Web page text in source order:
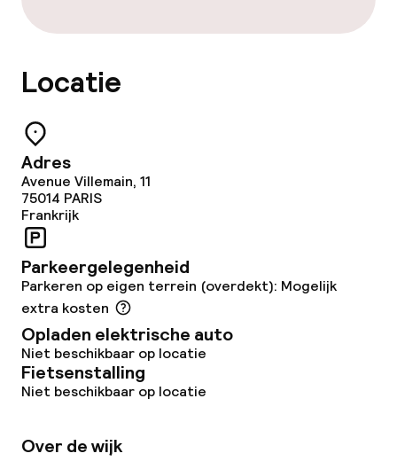
Beleid
Overal rookvrij
Locatie
Adres
Avenue Villemain, 11
75014 PARIS
Frankrijk
Parkeergelegenheid
Parkeren op eigen terrein (overdekt): Mogelijk
extra kosten
Opladen elektrische auto
Niet beschikbaar op locatie
Fietsenstalling
Niet beschikbaar op locatie
Over de wijk